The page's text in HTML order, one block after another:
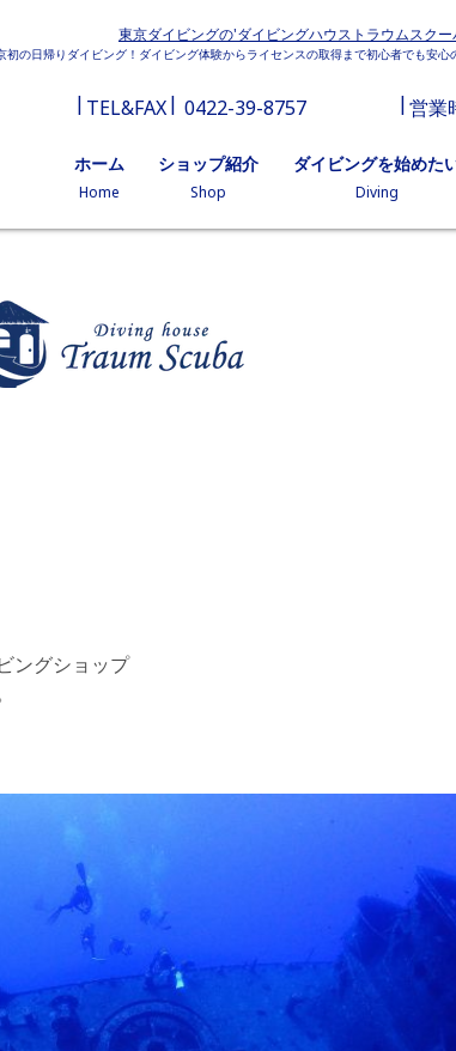
東京ダイビングの'ダイビングハウストラウムスクー
初の日帰りダイビング！ダイビング体験からライセンスの取得まで初心者でも安心
TEL&FAX 0422-39-8757 営業
ホーム
Home
ショップ紹介
Shop
ダイビングを始めた
Diving
ングショップ